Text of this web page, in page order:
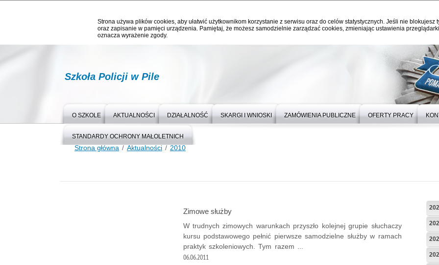
Strona używa plików cookies, aby ułatwić użytkownikom korzystanie z serwisu oraz do celów statystycznych. Jeśli nie blokujesz
oraz zapisanie w pamięci urządzenia. Pamiętaj, że możesz samodzielnie zarządzać cookies, zmieniając ustawienia
oznacza wyrażenie zgody.
Szkoła Policji w Pile
O SZKOLE AKTUALNOŚCI DZIAŁALNOŚĆ SKARGI I WNIOSKI ZAMÓWIENIA PUBLICZNE OFERTY PRACY
STANDARDY OCHRONY MAŁOLETNICH
Strona główna Aktualności 2010
Zimowe służby
W trudnych zimowych warunkach przyszło kolejnej grupie słuchaczy
kursu podstawowego pełnić pierwsze samodzielne służby w ramach
praktyk szkoleniowych. Tym razem ...
06.06.2011